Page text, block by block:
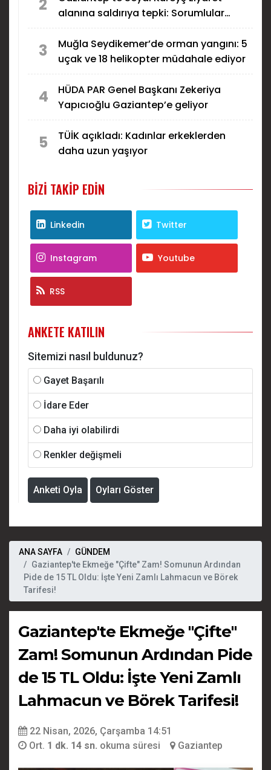
2
alanına saldırıya tepki: Sorumlular
3
Muğla Seydikemer’de orman yangını: 5
uçak ve 18 helikopter müdahale ediyor
4
HÜDA PAR Genel Başkanı Zekeriya
Yapıcıoğlu Gaziantep’e geliyor
5
TÜİK açıkladı: Kadınlar erkeklerden
daha uzun yaşıyor
BIZI TAKIP EDIN
Linkedin Twitter
Instagram Youtube
RSS
ANKETE KATILIN
Sitemizi nasıl buldunuz?
Gayet Başarılı
İdare Eder
Daha iyi olabilirdi
Renkler değişmeli
Anketi Oyla Oyları Göster
ANA SAYFA
GÜNDEM
Gaziantep'te Ekmeğe "Çifte" Zam! Somunun Ardından
Pide de 15 TL Oldu: İşte Yeni Zamlı Lahmacun ve Börek
Tarifesi!
Gaziantep'te Ekmeğe "Çifte"
Zam! Somunun Ardından Pide
de 15 TL Oldu: İşte Yeni Zamlı
Lahmacun ve Börek Tarifesi!
22 Nisan, 2026, Çarşamba 14:51
Ort. 1 dk. 14 sn. okuma süresi Gaziantep